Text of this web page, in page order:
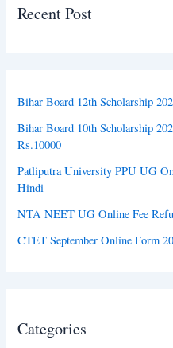
Recent Post
Bihar Board 12th Scholarship
Bihar Board 10th Scholarship
Rs.10000
Patliputra University PPU UG
Hindi
NTA NEET UG Online Fee
CTET September Online Form
Categories